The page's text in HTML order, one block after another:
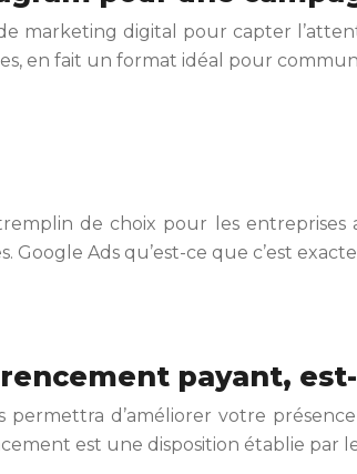
marketing digital pour capter
en fait un format idéal pour
de choix pour les
Ads qu’est-ce que c’est
payant,
d’améliorer votre
est une disposition établie par